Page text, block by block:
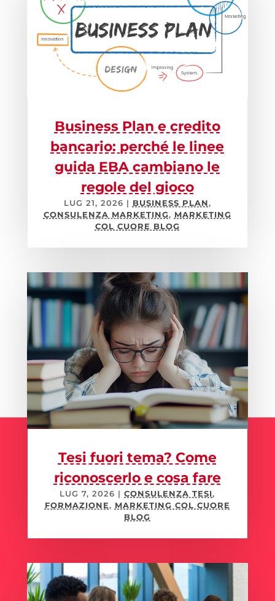
Business Plan e credito
bancario: perché le linee
guida EBA cambiano le
regole del gioco
LUG 21, 2026 | BUSINESS PLAN,
CONSULENZA MARKETING, MARKETING
COL CUORE BLOG
Tesi fuori tema? Come
riconoscerlo e cosa fare
LUG 7, 2026 |CONSULENZA TESI,
FORMAZIONE, MARKETING COL CUORE
BLOG